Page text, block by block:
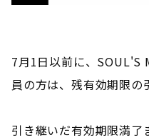
7月1日以前に、SOUL'S
員の方は、残有効期限の
引き継いだ有効期限満了